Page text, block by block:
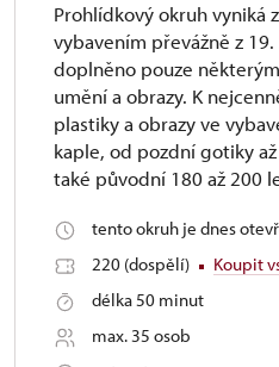
Prohlídkový okruh vyniká
vybavením převážně z
doplněno pouze
umění a obrazy. K
plastiky a obrazy ve
kaple, od pozdní gotiky
také původní 180 až 200
tento okruh je dnes
220 (dospělí)
Koupit
délka 50 minut
max. 35 osob